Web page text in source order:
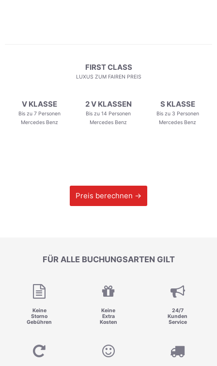
FIRST CLASS
LUXUS ZUM FAIREN PREIS
V KLASSE
Bis zu 7 Personen
Mercedes Benz
2 V KLASSEN
Bis zu 14 Personen
Mercedes Benz
S KLASSE
Bis zu 3 Personen
Mercedes Benz
Preis berechnen →
FÜR ALLE BUCHUNGSARTEN GILT
Keine
Storno
Gebühren
Keine
Extra
Kosten
24/7
Kunden
Service